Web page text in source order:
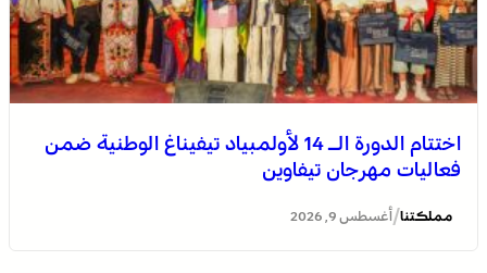
اختتام الدورة الـ 14 لأولمبياد تيفيناغ الوطنية ضمن
فعاليات مهرجان تيفاوين
مملكتنا/ أغسطس 9, 2026